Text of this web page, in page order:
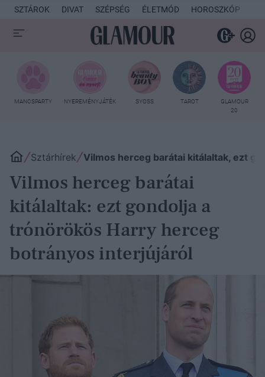
SZTÁROK DIVAT SZÉPSÉG ÉLETMÓD HOROSZKÓP
MANCSPARTY NYEREMÉNYJÁTÉK SYOSS TAROT
GLAMOUR
20
Sztárhírek Vilmos herceg barátai kitálaltak, ezt
Vilmos herceg barátai
kitálaltak: ezt gondolja a
trónörökös Harry herceg
botrányos interjújáról